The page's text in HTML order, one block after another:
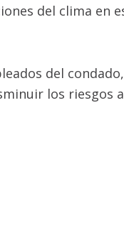
del clima en
del
los riesgos